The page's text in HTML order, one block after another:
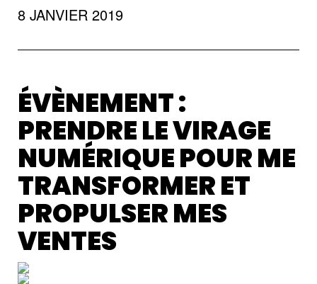
8 JANVIER 2019
ÉVÈNEMENT :
PRENDRE LE VIRAGE
NUMÉRIQUE POUR ME
TRANSFORMER ET
PROPULSER MES
VENTES